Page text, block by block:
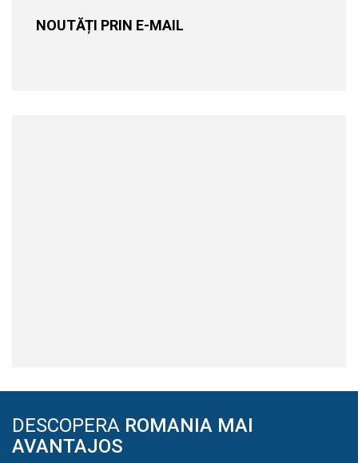
NOUTĂȚI PRIN E-MAIL
DESCOPERA ROMANIA MAI
AVANTAJOS